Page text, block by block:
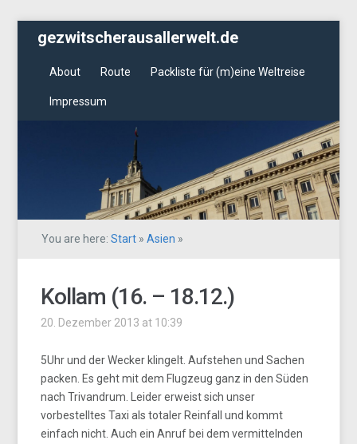
gezwitscherausallerwelt.de
About Route Packliste für (m)eine Weltreise
Impressum
You are here:Start »Asien »
Kollam (16. – 18.12.)
20. Dezember 2013 at 10:39
5Uhr und der Wecker klingelt. Aufstehen und Sachen
packen. Es geht mit dem Flugzeug ganz in den Süden
nach Trivandrum. Leider erweist sich unser
vorbestelltes Taxi als totaler Reinfall und kommt
einfach nicht. Auch ein Anruf bei dem vermittelnden